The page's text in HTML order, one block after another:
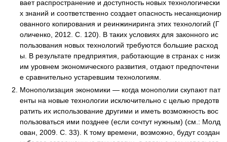
вает распространение и доступность новых технологически
х знаний и соответственно создает опасность несанкционир
ованного копирования и реинжиниринга этих технологий (Г
оличенко, 2012. С. 120). В таких условиях для законного ис
пользования новых технологий требуются большие расход
ы. В результате предприятия, работающие в странах с низк
им уровнем экономического развития, отдают предпочтени
е сравнительно устаревшим технологиям.
Монополизация экономики — когда монополии скупают пат
енты на новые технологии исключительно с целью предотв
ратить их использование другими и иметь возможность вос
пользоваться ими позднее (если сочтут нужным) (см.: Молд
ован, 2009. С. 33). К тому времени, возможно, будут создан